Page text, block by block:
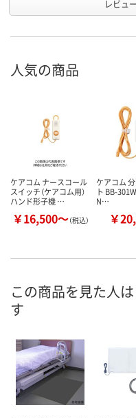
レビュ
人気の商品
ケアコム ナースコール
スイッチ（ケアコム用）
ハンド形子機 …
￥16,500～（税込）
ケアコム
ト BB-
N…
￥
この商品を見た人
す